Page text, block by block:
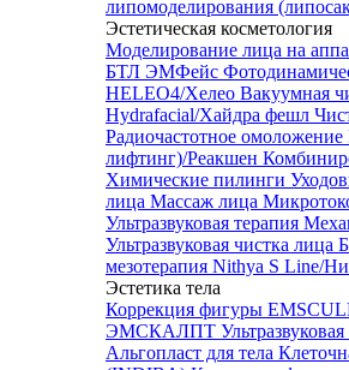
липомоделирования
Эстетическая косметология
Моделирование лица на
БТЛ ЭМФейс
HELEO4/Хелео Вакуумная
Hydrafacial/Хайдра фешл
Радиочастотное
лифтинг)/Реакшен
Химические пилинги
лица Массаж лица
Ультразвуковая терапия
Ультразвуковая чистка лица
мезотерапия Nithya S Line/
Эстетика тела
Коррекция фигуры
ЭМСКАЛПТ
Альгопласт для тела